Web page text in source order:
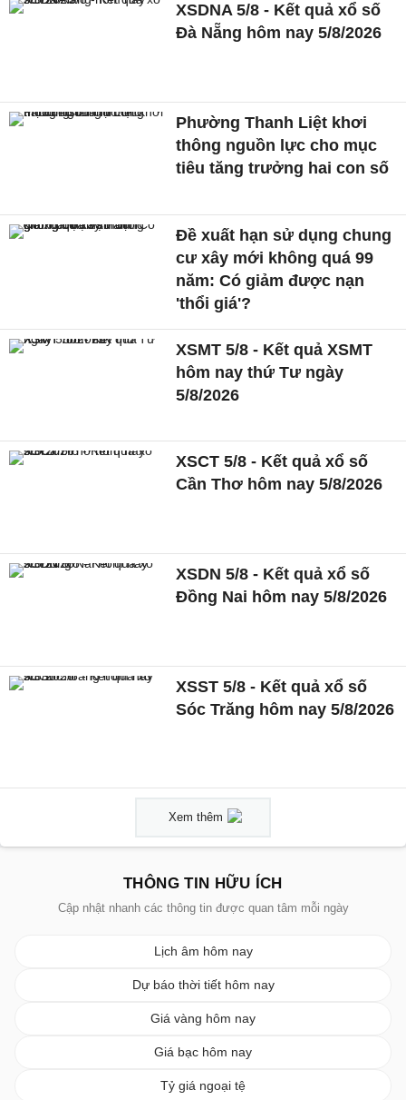
XSDNA 5/8 - Kết quả xổ số
Đà Nẵng hôm nay 5/8/2026
Phường Thanh Liệt khơi
thông nguồn lực cho mục
tiêu tăng trưởng hai con số
Đề xuất hạn sử dụng chung
cư xây mới không quá 99
năm: Có giảm được nạn
'thổi giá'?
XSMT 5/8 - Kết quả XSMT
hôm nay thứ Tư ngày
5/8/2026
XSCT 5/8 - Kết quả xổ số
Cần Thơ hôm nay 5/8/2026
XSDN 5/8 - Kết quả xổ số
Đồng Nai hôm nay 5/8/2026
XSST 5/8 - Kết quả xổ số
Sóc Trăng hôm nay 5/8/2026
Xem thêm
THÔNG TIN HỮU ÍCH
Cập nhật nhanh các thông tin được quan tâm mỗi ngày
Lịch âm hôm nay
Dự báo thời tiết hôm nay
Giá vàng hôm nay
Giá bạc hôm nay
Tỷ giá ngoại tệ